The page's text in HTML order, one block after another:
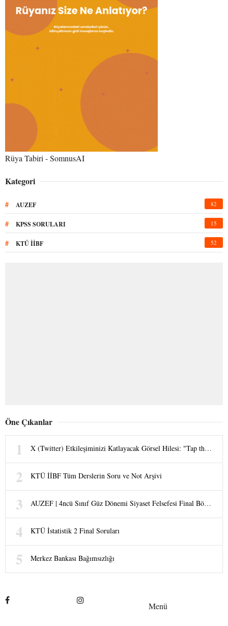
Rüya Tabiri - SomnusAI
Kategori
# AUZEF 82
# KPSS SORULARI 15
# KTÜ İİBF 52
Öne Çıkanlar
X (Twitter) Etkileşiminizi Katlayacak Görsel Hilesi: "Tap the Post" Trendi
KTÜ İİBF Tüm Derslerin Soru ve Not Arşivi
AUZEF | 4ncü Sınıf Güz Dönemi Siyaset Felsefesi Final Bölüm Soruları
KTÜ İstatistik 2 Final Soruları
Merkez Bankası Bağımsızlığı
Menü